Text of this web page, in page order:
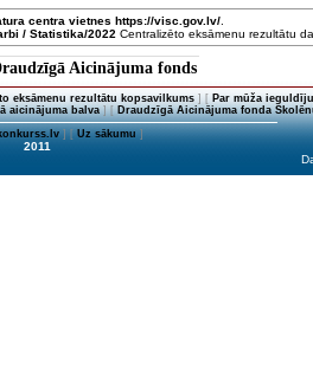
centra vietnes https://visc.gov.lv/
/ Statistika/2022 Centralizēto eksāmenu rezultātu
Aicinājuma fonds
eksāmenu rezultātu kopsavilkums] [ Par mūža
aicinājuma balva] [Draudzīgā Aicinājuma fonda
] [Uz sākumu]
2011